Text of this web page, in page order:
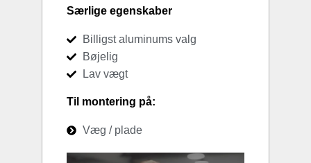
Særlige egenskaber
Billigst aluminums valg
Bøjelig
Lav vægt
Til montering på:
Væg / plade